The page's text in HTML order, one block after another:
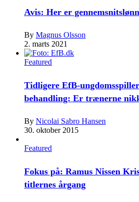
Avis: Her er
By Magnus Olsson
2. marts 2021
Featured
Tidligere EfB-
behandling: Er trænerne
By Nicolai Sabro Hansen
30. oktober 2015
Featured
Fokus på: Ramus Nissen
titlernes årgang